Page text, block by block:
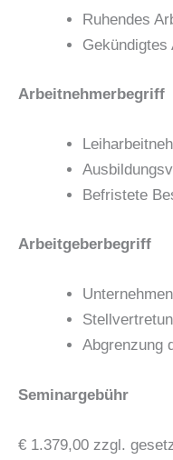
Ruhendes
Gekündigtes
Arbeitnehmerbegriff
Befristete
Arbeitgeberbegriff
Abgrenzung
Seminargebühr
€ 1.379,00 zzgl.